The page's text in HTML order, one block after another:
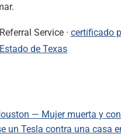
Service · certificado
de Texas
— Mujer muerta y
un Tesla contra una casa